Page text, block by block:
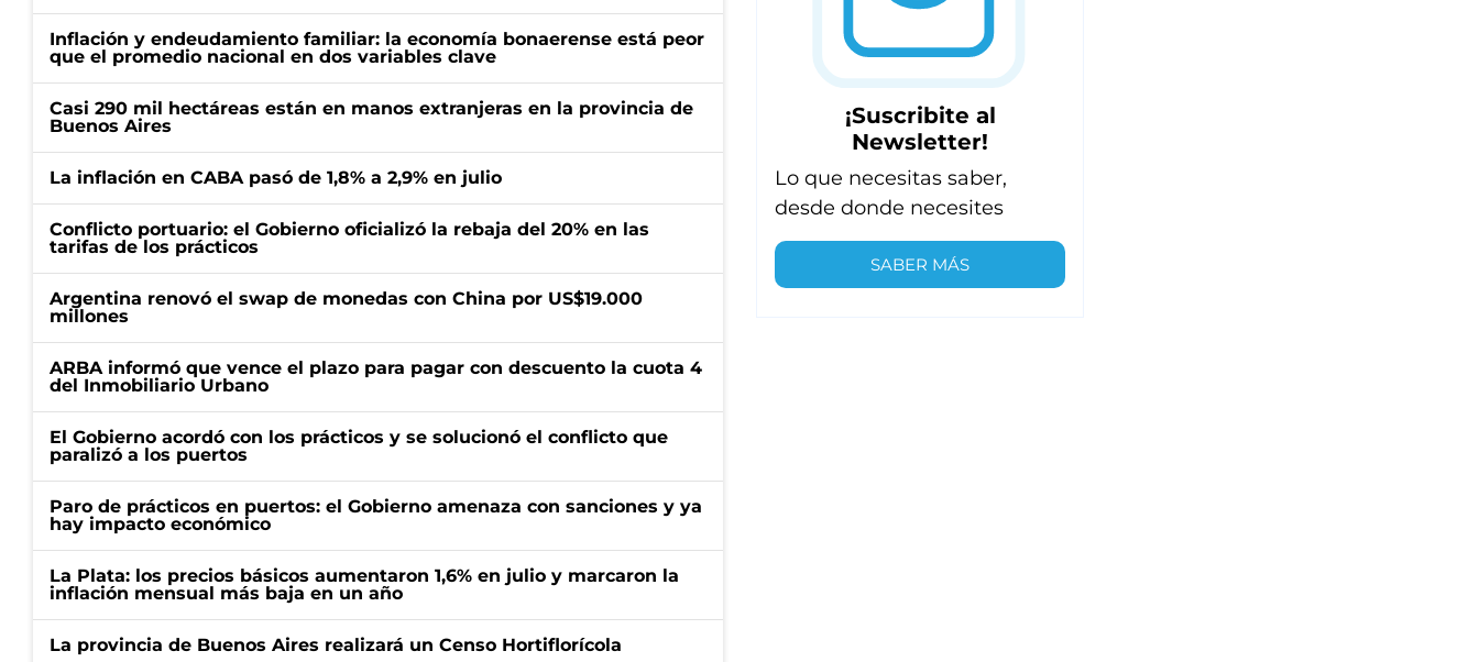
Inflación y endeudamiento familiar: la economía bonaerense está peor
que el promedio nacional en dos variables clave
Casi 290 mil hectáreas están en manos extranjeras en la provincia de
Buenos Aires
La inflación en CABA pasó de 1,8% a 2,9% en julio
Conflicto portuario: el Gobierno oficializó la rebaja del 20% en las
tarifas de los prácticos
Argentina renovó el swap de monedas con China por US$19.000
millones
ARBA informó que vence el plazo para pagar con descuento la cuota 4
del Inmobiliario Urbano
El Gobierno acordó con los prácticos y se solucionó el conflicto que
paralizó a los puertos
Paro de prácticos en puertos: el Gobierno amenaza con sanciones y ya
hay impacto económico
La Plata: los precios básicos aumentaron 1,6% en julio y marcaron la
inflación mensual más baja en un año
La provincia de Buenos Aires realizará un Censo Hortiflorícola
¡Suscribite al
Newsletter!
Lo que necesitas saber,
desde donde necesites
SABER MÁS